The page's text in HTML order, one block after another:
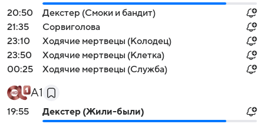
20:50
Декстер (Смоки и бандит)
21:35
Сорвиголова
23:10
Ходячие мертвецы (Колодец)
23:50
Ходячие мертвецы (Клетка)
00:25
Ходячие мертвецы (Служба)
А1
19:55
Декстер (Жили-были)